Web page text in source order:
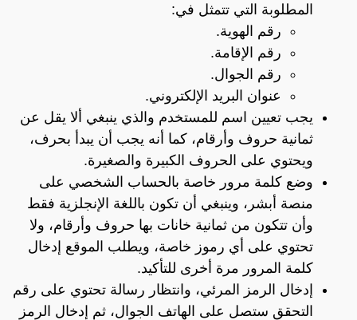
المطلوبة التي تتمثل في:
رقم الهوية.
رقم الإقامة.
رقم الجوال.
عنوان البريد الإلكتروني.
يجب تعيين اسم للمستخدم والذي ينبغي ألا يقل عن
ثمانية حروف وأرقام، كما أنه يجب أن يبدأ بحرف،
ويحتوي على الحروف الكبيرة والصغيرة.
وضع كلمة مرور خاصة بالحساب الشخصي على
منصة أبشر، وينبغي أن تكون باللغة الإنجلزية فقط
وأن تتكون من ثمانية خانات بها حروف وأرقام، ولا
تحتوي على أي رموز خاصة، ويطلب الموقع إدخال
كلمة المرور مرة أخرى للتأكيد.
إدخال الرمز المرئي، وانتظار رسالة تحتوي على رقم
التحقق ستصل على الهاتف الجوال، ثم إدخال الرمز